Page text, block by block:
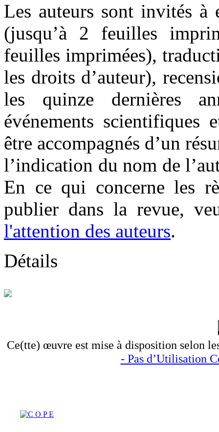
Les auteurs sont invités
(jusqu’à 2 feuilles
feuilles imprimées),
les droits d’auteur),
les quinze dernières
événements scientifiques
être accompagnés d’un
l’indication du nom de
En ce qui concerne les
publier dans la revue,
l'attention des auteurs.
Détails
Ce(tte) œuvre est mise à disposition selon
- Pas d’Utilisation